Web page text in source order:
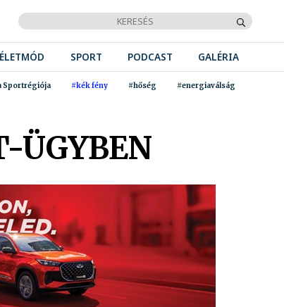
ÉLETMÓD SPORT PODCAST GALÉRIA
Sportrégiója #kék fény #hőség #energiaválság
ÜGYBEN